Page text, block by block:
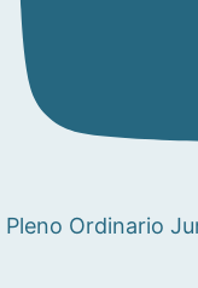
Pleno Ordinario